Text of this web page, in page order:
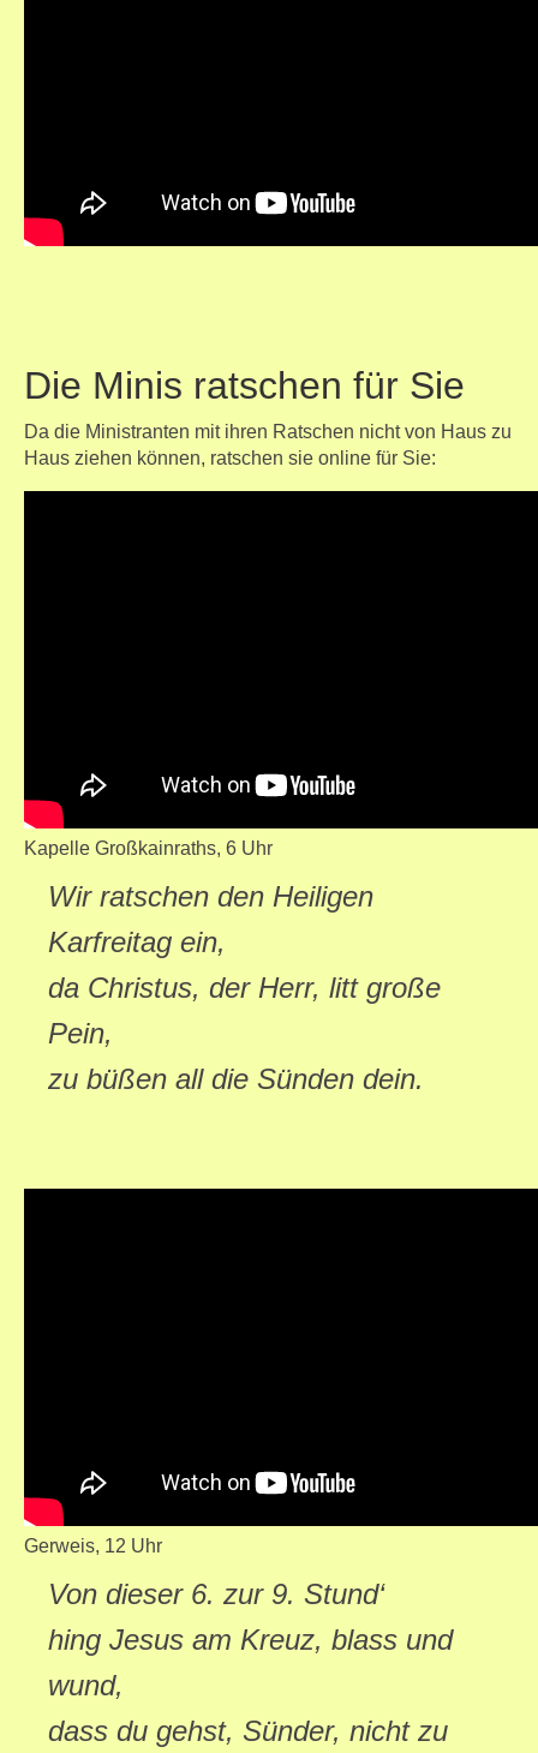
Die Minis ratschen für Sie
Da die Ministranten mit ihren Ratschen nicht von Haus zu
Haus ziehen können, ratschen sie online für Sie:
Kapelle Großkainraths, 6 Uhr
Wir ratschen den Heiligen
Karfreitag ein,
da Christus, der Herr, litt große
Pein,
zu büßen all die Sünden dein.
Gerweis, 12 Uhr
Von dieser 6. zur 9. Stund‘
hing Jesus am Kreuz, blass und
wund,
dass du gehst, Sünder, nicht zu